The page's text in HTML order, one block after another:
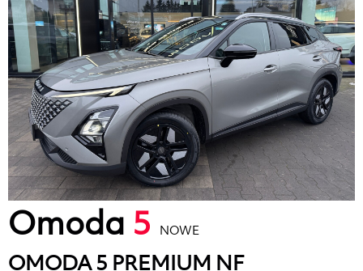
Omoda 5 NOWE
OMODA 5 PREMIUM NF